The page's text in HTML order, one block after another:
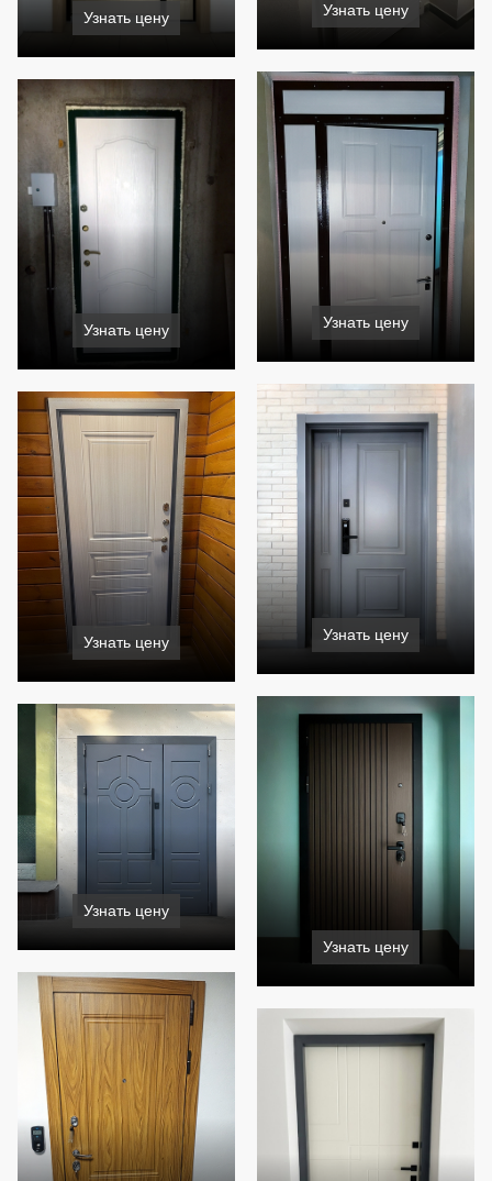
Узнать цену Узнать цену
Узнать цену
Узнать цену
Узнать цену
Узнать цену
Узнать цену
Узнать цену